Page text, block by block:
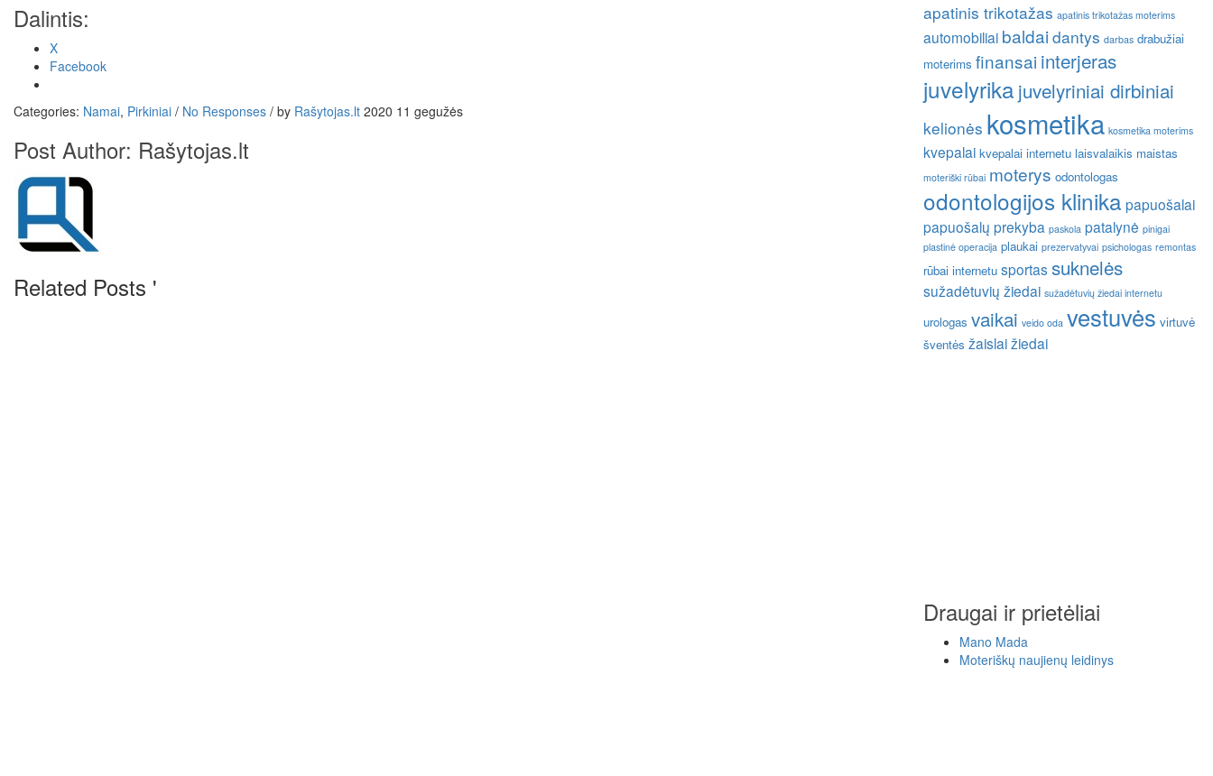
Dalintis:
X
Facebook
Categories: Namai, Pirkiniai / No Responses / by Rašytojas.lt 2020 11 gegužės
Post Author: Rašytojas.lt
Related Posts '
apatinis trikotažas apatinis trikotažas moterims
automobiliai baldai dantys darbas drabužiai
moterims finansai interjeras
juvelyrika juvelyriniai dirbiniai
kelionės kosmetika kosmetika moterims
kvepalai kvepalai internetu laisvalaikis maistas
moteriški rūbai moterys odontologas
odontologijos klinika papuošalai
papuošalų prekyba paskola patalynė pinigai
plastinė operacija plaukai prezervatyvai psichologas remontas
rūbai internetu sportassuknelės
sužadėtuvių žiedai sužadėtuvių žiedai internetu
urologas vaikai veido oda vestuvės virtuvė
šventės žaislaižiedai
Draugai ir prietėliai
Mano Mada
Moteriškų naujienų leidinys